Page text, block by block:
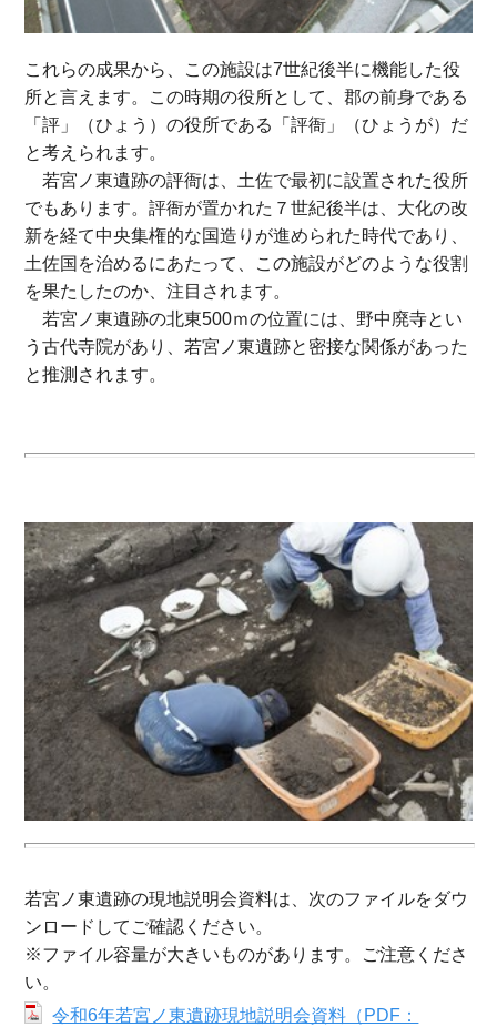
これらの成果から、この施設は7世紀後半に機能した役
所と言えます。この時期の役所として、郡の前身である
「評」（ひょう）の役所である「評衙」（ひょうが）だ
と考えられます。
若宮ノ東遺跡の評衙は、土佐で最初に設置された役所
でもあります。評衙が置かれた７世紀後半は、大化の改
新を経て中央集権的な国造りが進められた時代であり、
土佐国を治めるにあたって、この施設がどのような役割
を果たしたのか、注目されます。
若宮ノ東遺跡の北東500ｍの位置には、野中廃寺とい
う古代寺院があり、若宮ノ東遺跡と密接な関係があった
と推測されます。
若宮ノ東遺跡の現地説明会資料は、次のファイルをダウ
ンロードしてご確認ください。
※ファイル容量が大きいものがあります。ご注意くださ
い。
令和6年若宮ノ東遺跡現地説明会資料（PDF：